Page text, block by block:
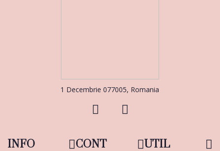
1 Decembrie 077005, Romania
INFO CONT UTIL